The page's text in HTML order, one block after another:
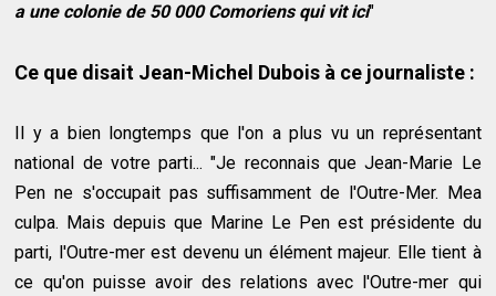
a une colonie de 50 000 Comoriens qui vit ici"
Ce que disait Jean-Michel Dubois à ce journaliste :
Il y a bien longtemps que l'on a plus vu un représentant
national de votre parti... "Je reconnais que Jean-Marie Le
Pen ne s'occupait pas suffisamment de l'Outre-Mer. Mea
culpa. Mais depuis que Marine Le Pen est présidente du
parti, l'Outre-mer est devenu un élément majeur. Elle tient à
ce qu'on puisse avoir des relations avec l'Outre-mer qui